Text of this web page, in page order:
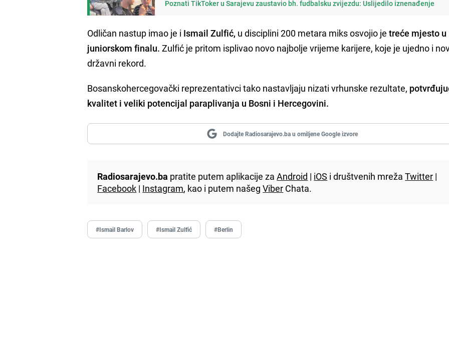
Poznati TikToker u Sarajevu zaustavio bh. fudbalsku zvijezdu: Uslijedilo iznenađenje
Odličan nastup imao je i Ismail Zulfić, u disciplini 200 metara miks osvojio je treće mjesto u
juniorskom finalu. Zulfić je pritom isplivao novo najbolje vrijeme karijere, koje je ujedno i
državni rekord.
Bosanskohercegovački reprezentativci tako nastavljaju nizati vrhunske rezultate,
kvalitet i veliki potencijal paraplivanja u Bosni i Hercegovini.
Dodajte Radiosarajevo.ba u omiljene Google izvore
Radiosarajevo.ba pratite putem aplikacije zaAndroid | iOS i društvenih mrežaTwitter |
Facebook | Instagram, kao i putem našegViber Chata.
#Ismail Barlov #Ismail Zulfić #Berlin